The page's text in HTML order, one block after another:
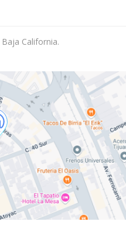
California.